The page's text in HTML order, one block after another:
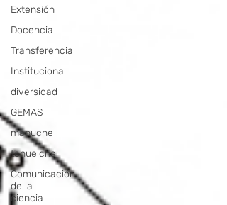
Extensión
Docencia
Transferencia
Institucional
diversidad
GEMAS
mapuche
tehuelche
Comunicación
de la
ciencia